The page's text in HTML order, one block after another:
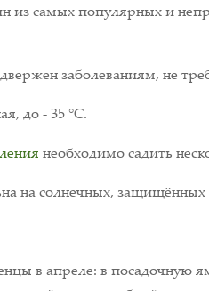
из самых популярных и
заболеваниям, не
до - 35 °C.
необходимо садить
на солнечных, защищённых
в апреле: в посадочную